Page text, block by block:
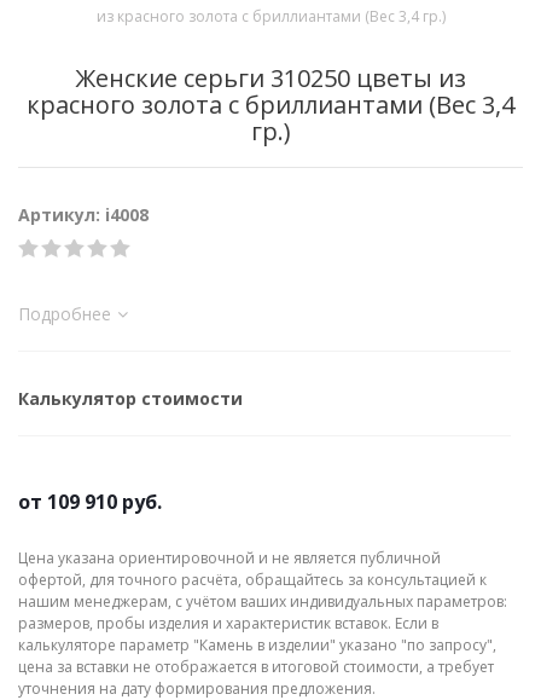
из красного золота с бриллиантами (Вес 3,4 гр.)
Женские серьги 310250 цветы из
красного золота с бриллиантами (Вес 3,4
гр.)
Артикул: i4008
Подробнее
Калькулятор стоимости
от 109 910 руб.
Цена указана ориентировочной и не является публичной
офертой, для точного расчёта, обращайтесь за консультацией к
нашим менеджерам, с учётом ваших индивидуальных параметров:
размеров, пробы изделия и характеристик вставок. Если в
калькуляторе параметр "Камень в изделии" указано "по запросу",
цена за вставки не отображается в итоговой стоимости, а требует
уточнения на дату формирования предложения.